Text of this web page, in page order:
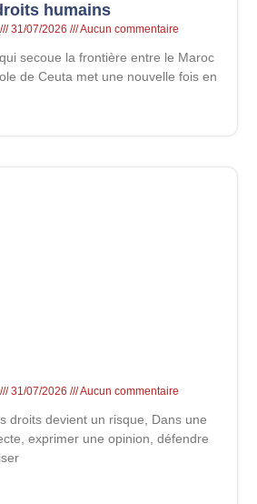
humains
31/07/2026 Aucun commentaire
secoue la frontière entre le Maroc
de Ceuta met une nouvelle fois en
31/07/2026 Aucun commentaire
droits devient un risque, Dans une
exprimer une opinion, défendre